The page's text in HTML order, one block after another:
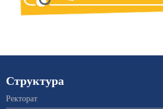
Структура
Ректорат